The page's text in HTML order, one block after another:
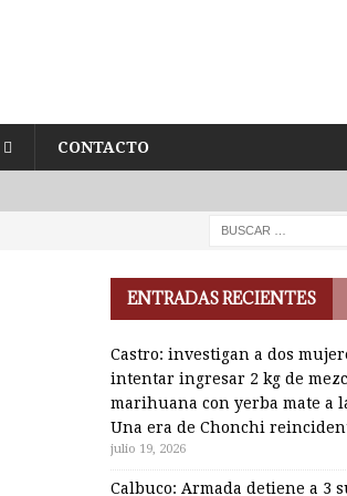
CONTACTO
ENTRADAS RECIENTES
Castro: investigan a dos
intentar ingresar 2 kg de
marihuana con yerba mate a
Una era de Chonchi
julio 19, 2026
Calbuco: Armada detiene a 3